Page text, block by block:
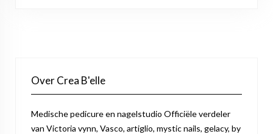
Over Crea B'elle
Medische pedicure en nagelstudio Officiële verdeler
van Victoria vynn, Vasco, artiglio, mystic nails, gelacy, by